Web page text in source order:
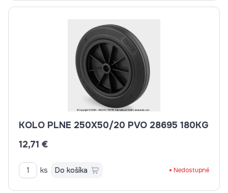
KOLO PLNE 250X50/20 PVO 28695 180KG
12,71 €
ks Do košíka Nedostupné